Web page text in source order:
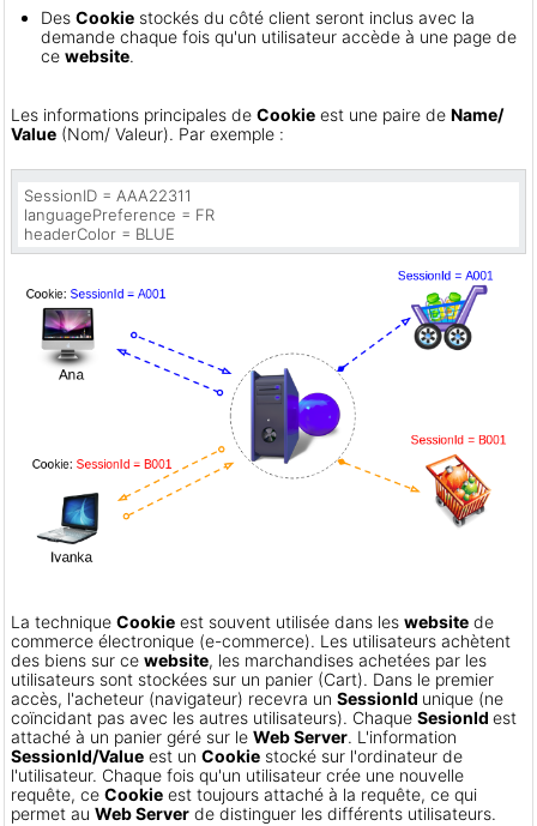
Des Cookie stockés du côté client seront inclus avec la
demande chaque fois qu'un utilisateur accède à une page de
ce website.
Les informations principales de Cookie est une paire de Name/
Value (Nom/ Valeur). Par exemple :
SessionID = AAA22311
languagePreference = FR
headerColor = BLUE
La technique Cookie est souvent utilisée dans les website de
commerce électronique (e-commerce). Les utilisateurs achètent
des biens sur ce website, les marchandises achetées par les
utilisateurs sont stockées sur un panier (Cart). Dans le premier
accès, l'acheteur (navigateur) recevra un SessionId unique (ne
coïncidant pas avec les autres utilisateurs). Chaque SesionId est
attaché à un panier géré sur le Web Server. L'information
SessionId/Value est un Cookie stocké sur l'ordinateur de
l'utilisateur. Chaque fois qu'un utilisateur crée une nouvelle
requête, ce Cookie est toujours attaché à la requête, ce qui
permet au Web Server de distinguer les différents utilisateurs.